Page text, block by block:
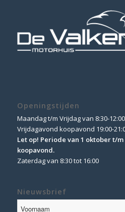
Openingstijden
Maandag t/m Vrijdag van 8:30-
Vrijdagavond koopavond 19:00-
Let op! Periode van 1 oktober t/
koopavond.
Zaterdag van 8:30 tot 16:00
Nieuwsbrief